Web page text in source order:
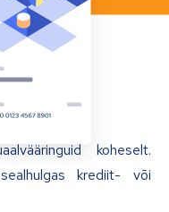
koheselt.
krediit- või